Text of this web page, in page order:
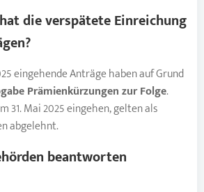
die verspätete Einreichung
?
eingehende Anträge haben auf Grund
Prämienkürzungen zur Folge.
31. Mai 2025 eingehen, gelten als
abgelehnt.
beantworten